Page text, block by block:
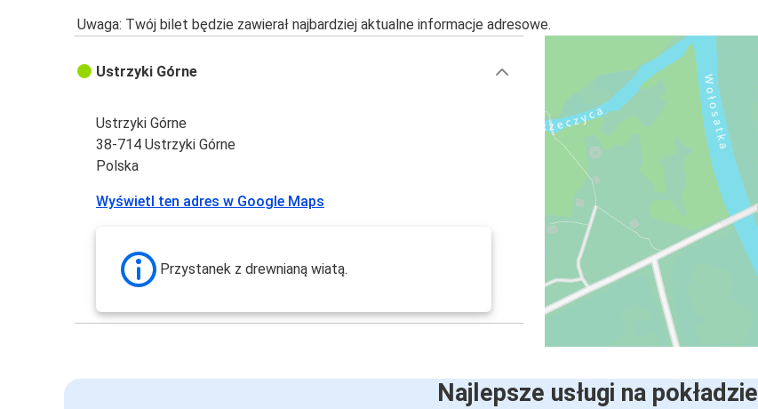
Uwaga: Twój bilet będzie zawierał najbardziej aktualne informacje adresowe.
Ustrzyki Górne
Ustrzyki Górne
38-714 Ustrzyki Górne
Polska
Wyświetl ten adres w Google Maps
Przystanek z drewnianą wiatą.
Najlepsze usługi na pokładzie